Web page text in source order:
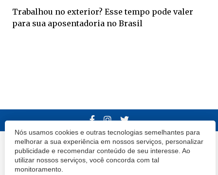
Nós usamos cookies e outras tecnologias semelhantes para
melhorar a sua experiência em nossos serviços, personalizar
publicidade e recomendar conteúdo de seu interesse. Ao
utilizar nossos serviços, você concorda com tal
monitoramento.
Trabalhou no exterior? Esse tempo pode valer
para sua aposentadoria no Brasil
© 2020 Atibaia Hoje.Todos os direitos reservados.Desenvolvido por
Termos e Políticas de Uso Privacidade